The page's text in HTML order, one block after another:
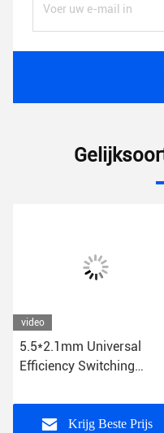
video
5.5*2.1mm Universal
Efficiency Switching
Spanningsbescherming
12V DC US/EU/UK/AU
Krijg Beste Prijs